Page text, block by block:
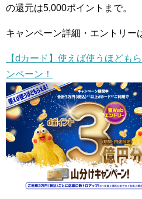
の還元は5,000ポイントまで。
キャンペーン詳細・エントリー
【dカード】使えば使うほども
ンペーン！